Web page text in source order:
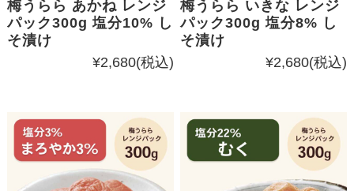
梅うらら あかね レンジ
パック300g 塩分10% し
そ漬け
¥2,680(税込)
梅うらら いきな レンジ
パック300g 塩分8% し
そ漬け
¥2,680(税込)